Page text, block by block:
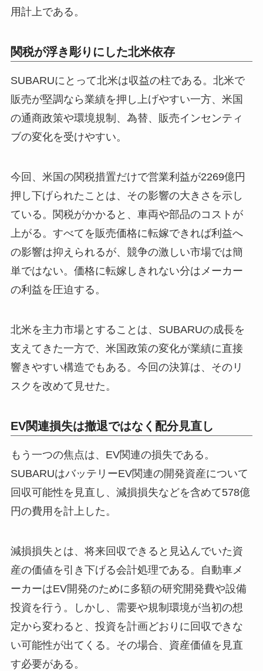
用計上である。
関税が浮き彫りにした北米依存
SUBARUにとって北米は収益の柱である。北米で
販売が堅調なら業績を押し上げやすい一方、米国
の通商政策や環境規制、為替、販売インセンティ
ブの変化を受けやすい。
今回、米国の関税措置だけで営業利益が2269億円
押し下げられたことは、その影響の大きさを示し
ている。関税がかかると、車両や部品のコストが
上がる。すべてを販売価格に転嫁できれば利益へ
の影響は抑えられるが、競争の激しい市場では簡
単ではない。価格に転嫁しきれない分はメーカー
の利益を圧迫する。
北米を主力市場とすることは、SUBARUの成長を
支えてきた一方で、米国政策の変化が業績に直接
響きやすい構造でもある。今回の決算は、そのリ
スクを改めて見せた。
EV関連損失は撤退ではなく配分見直し
もう一つの焦点は、EV関連の損失である。
SUBARUはバッテリーEV関連の開発資産について
回収可能性を見直し、減損損失などを含めて578億
円の費用を計上した。
減損損失とは、将来回収できると見込んでいた資
産の価値を引き下げる会計処理である。自動車メ
ーカーはEV開発のために多額の研究開発費や設備
投資を行う。しかし、需要や規制環境が当初の想
定から変わると、投資を計画どおりに回収できな
い可能性が出てくる。その場合、資産価値を見直
す必要がある。